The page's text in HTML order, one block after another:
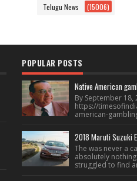
Telugu News (15006)
POPULAR POSTS
Native American
By September 18,
https://
american-
2018 Maruti Suzuki
The was never a
absolutely
struggled to find